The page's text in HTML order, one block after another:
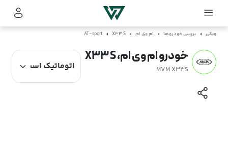
ویکی بررسی خودروها ام وی ام X33 S
AT-sport
خودرو ام وی ام، X33 S
MVM X33S